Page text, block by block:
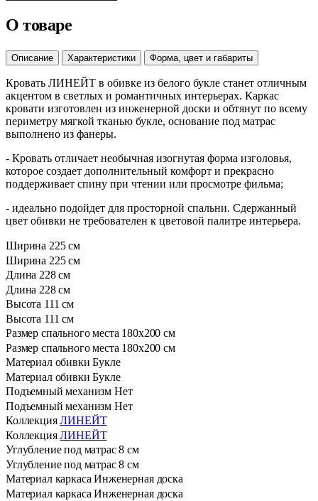
О товаре
Описание Характеристики Форма, цвет и габариты
Кровать ЛИНЕЙТ в обивке из белого букле станет отличным
акцентом в светлых и романтичных интерьерах. Каркас
кровати изготовлен из инженерной доски и обтянут по всему
периметру мягкой тканью букле, основание под матрас
выполнено из фанеры.
- Кровать отличает необычная изогнутая форма изголовья,
которое создает дополнительный комфорт и прекрасно
поддерживает спину при чтении или просмотре фильма;
- идеально подойдет для просторной спальни. Сдержанный
цвет обивки не требователен к цветовой палитре интерьера.
Ширина 225 см
Ширина 225 см
Длина 228 см
Длина 228 см
Высота 111 см
Высота 111 см
Размер спального места 180х200 см
Размер спального места 180х200 см
Материал обивки Букле
Материал обивки Букле
Подъемный механизм Нет
Подъемный механизм Нет
Коллекция ЛИНЕЙТ
Коллекция ЛИНЕЙТ
Углубление под матрас 8 см
Углубление под матрас 8 см
Материал каркаса Инженерная доска
Материал каркаса Инженерная доска